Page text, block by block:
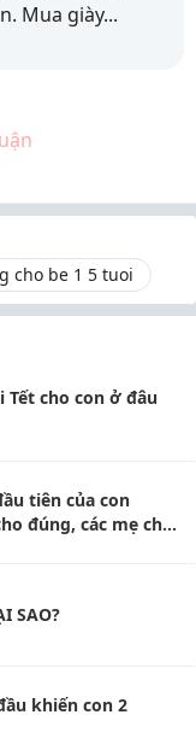
Mua giày...
cho be 1 5 tuoi
cho con ở đâu
tiên của con
đúng, các mẹ chỉ
SAO?
khiến con 2